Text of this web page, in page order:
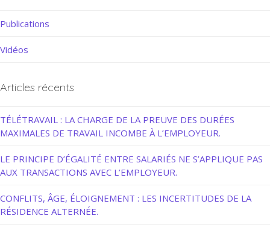
Publications
Vidéos
Articles récents
TÉLÉTRAVAIL : LA CHARGE DE LA PREUVE DES DURÉES
MAXIMALES DE TRAVAIL INCOMBE À L’EMPLOYEUR.
LE PRINCIPE D’ÉGALITÉ ENTRE SALARIÉS NE S’APPLIQUE PAS
AUX TRANSACTIONS AVEC L’EMPLOYEUR.
CONFLITS, ÂGE, ÉLOIGNEMENT : LES INCERTITUDES DE LA
RÉSIDENCE ALTERNÉE.